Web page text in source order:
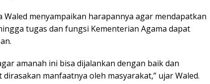
Waled menyampaikan harapannya agar mendapatkan
tugas dan fungsi Kementerian Agama dapat
amanah ini bisa dijalankan dengan baik dan
manfaatnya oleh masyarakat,” ujar Waled.